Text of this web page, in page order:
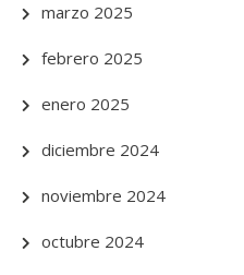
marzo 2025
febrero 2025
enero 2025
diciembre 2024
noviembre 2024
octubre 2024